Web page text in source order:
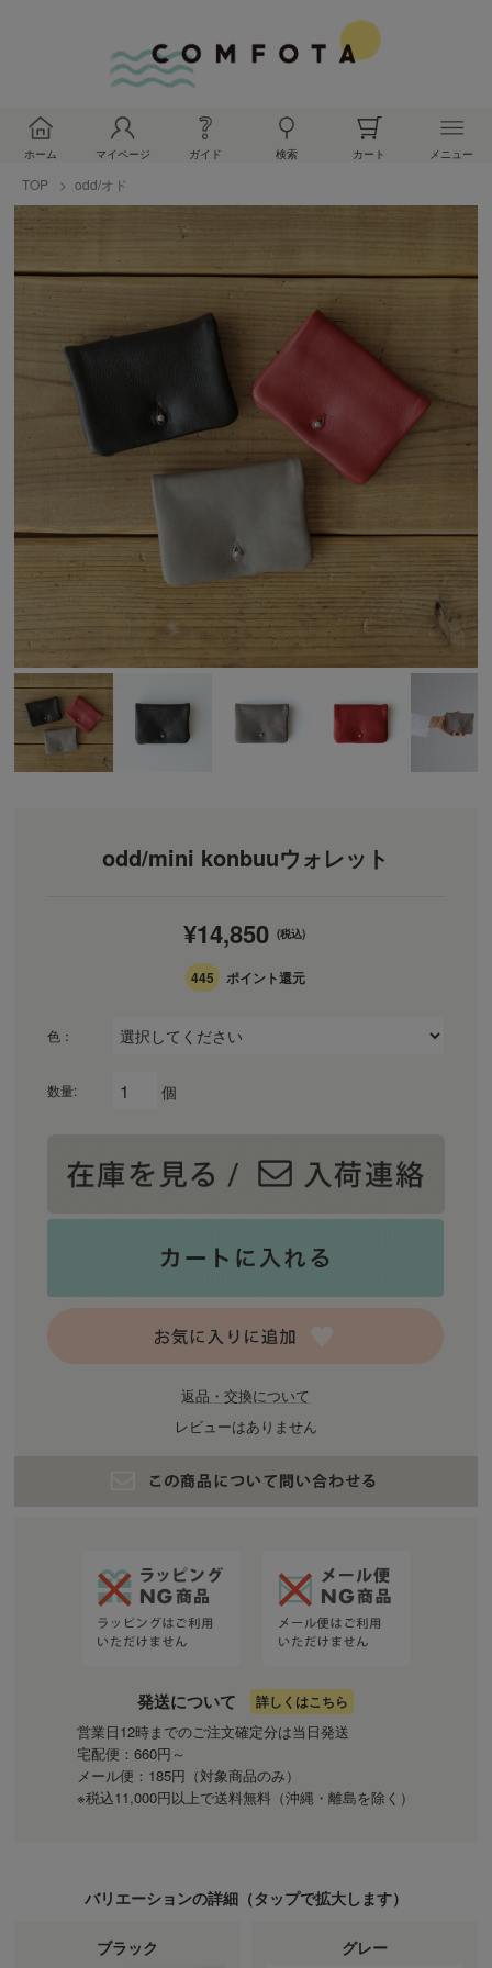
ホーム マイページ ガイド 検索 カート メニュー
TOP odd/オド
odd/mini konbuuウォレット
¥14,850 (税込)
445 ポイント還元
色：
数量: 個
返品・交換について
レビューはありません
発送について 詳しくはこちら
営業日12時までのご注文確定分は当日発送
宅配便：660円～
メール便：185円（対象商品のみ）
※税込11,000円以上で送料無料（沖縄・離島を除く）
バリエーションの詳細（タップで拡大します）
ブラック グレー